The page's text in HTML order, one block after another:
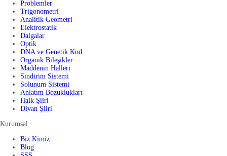
Problemler
Trigonometri
Analitik Geometri
Elektrostatik
Dalgalar
Optik
DNA ve Genetik Kod
Organik Bileşikler
Maddenin Halleri
Sindirim Sistemi
Solunum Sistemi
Anlatım Bozuklukları
Halk Şiiri
Divan Şiiri
Kurumsal
Biz Kimiz
Blog